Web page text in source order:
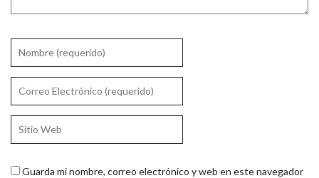
Guarda mi nombre, correo electrónico y web en este navegador